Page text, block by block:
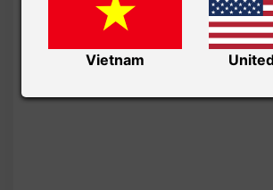
Vietnam